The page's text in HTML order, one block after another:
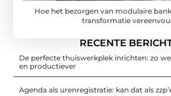
Hoe het bezorgen van modulaire
transformatie
RECENTE
De perfecte thuiswerkplek inrichten: zo
en productiever
Agenda als urenregistratie: kan dat als